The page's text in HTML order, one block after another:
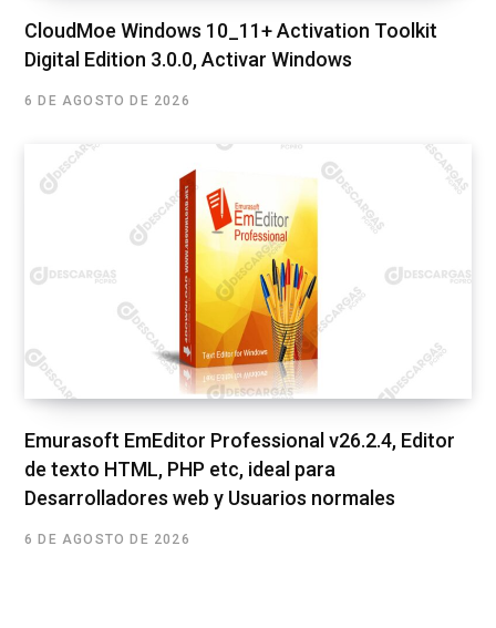
CloudMoe Windows 10_11+ Activation Toolkit
Digital Edition 3.0.0, Activar Windows
6 DE AGOSTO DE 2026
Emurasoft EmEditor Professional v26.2.4, Editor
de texto HTML, PHP etc, ideal para
Desarrolladores web y Usuarios normales
6 DE AGOSTO DE 2026